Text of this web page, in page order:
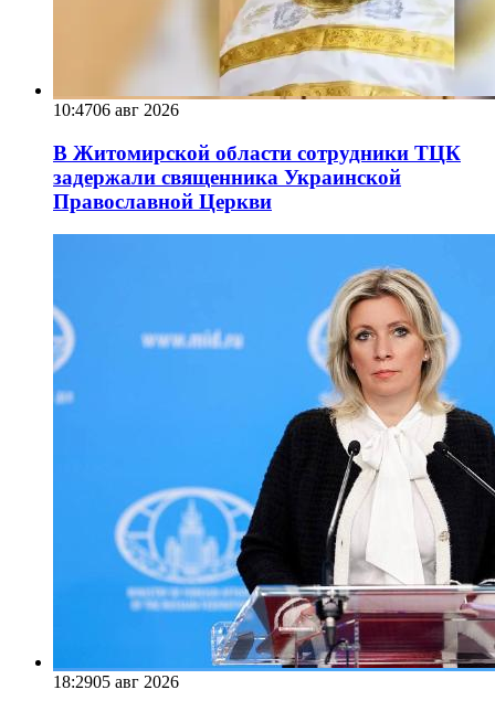
10:4706 авг 2026
В Житомирской области сотрудники ТЦК
задержали священника Украинской
Православной Церкви
18:2905 авг 2026